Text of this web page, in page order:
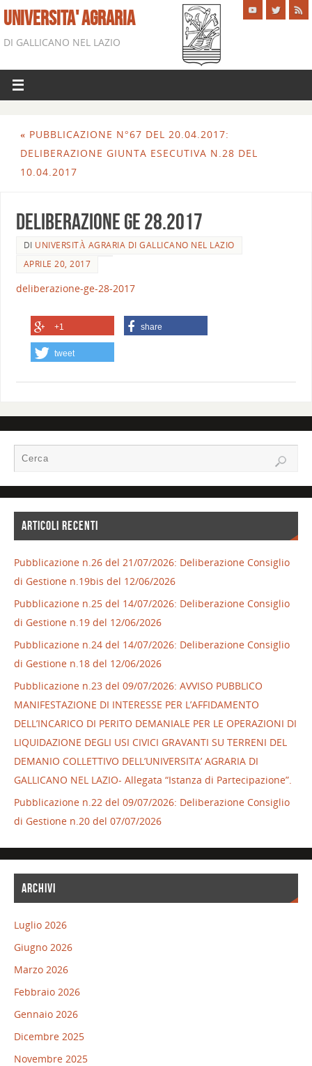
UNIVERSITA' AGRARIA
DI GALLICANO NEL LAZIO
« PUBBLICAZIONE N°67 DEL 20.04.2017:
DELIBERAZIONE GIUNTA ESECUTIVA N.28 DEL
10.04.2017
DELIBERAZIONE GE 28.2017
DI UNIVERSITÀ AGRARIA DI GALLICANO NEL LAZIO
APRILE 20, 2017
deliberazione-ge-28-2017
+1 share
tweet
ARTICOLI RECENTI
Pubblicazione n.26 del 21/07/2026: Deliberazione Consiglio
di Gestione n.19bis del 12/06/2026
Pubblicazione n.25 del 14/07/2026: Deliberazione Consiglio
di Gestione n.19 del 12/06/2026
Pubblicazione n.24 del 14/07/2026: Deliberazione Consiglio
di Gestione n.18 del 12/06/2026
Pubblicazione n.23 del 09/07/2026: AVVISO PUBBLICO
MANIFESTAZIONE DI INTERESSE PER L’AFFIDAMENTO
DELL’INCARICO DI PERITO DEMANIALE PER LE OPERAZIONI DI
LIQUIDAZIONE DEGLI USI CIVICI GRAVANTI SU TERRENI DEL
DEMANIO COLLETTIVO DELL’UNIVERSITA’ AGRARIA DI
GALLICANO NEL LAZIO- Allegata “Istanza di Partecipazione”.
Pubblicazione n.22 del 09/07/2026: Deliberazione Consiglio
di Gestione n.20 del 07/07/2026
ARCHIVI
Luglio 2026
Giugno 2026
Marzo 2026
Febbraio 2026
Gennaio 2026
Dicembre 2025
Novembre 2025